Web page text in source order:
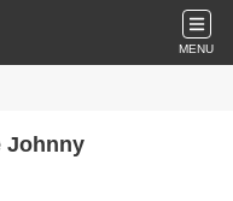
MENU
Johnny